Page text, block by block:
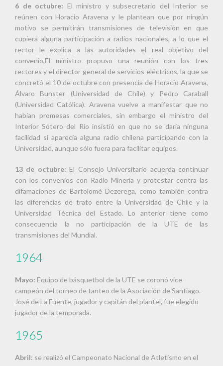
6 de octubre: El ministro y subsecretario del Interior se
reúnen con Horacio Aravena y le plantean que por ningún
motivo se permitirán transmisiones de televisión en que
cupiera alguna participación a radios nacionales, a lo que el
rector le explica a las autoridades el real objetivo del
convenio,El ministro propuso una reunión con los tres
rectores y el director general de servicios eléctricos, la que se
concretó el 10 de octubre con presencia de Horacio Aravena,
Álvaro Bunster (Universidad de Chile) y Pedro Caraball
(Universidad Católica). Aravena vuelve a manifestar que no
habían promesas comerciales, sin embargo el ministro del
Interior Sótero del Río insistió en que no se daría ninguna
facilidad si aparecía alguna radio chilena participando con la
Universidad, aunque sólo fuera para facilitar equipos.
13 de octubre: El Consejo Universitario acuerda continuar
con los convenios con Radio Minería y protestar contra las
difamaciones de Bartolomé Dezerega, como también contra
las diferencias de trato entre la Universidad de Chile y la
Universidad Técnica del Estado. Lo anterior tiene como
consecuencia la no participación de la UTE de las
transmisiones del Mundial.
1964
Mayo: Equipo de básquetbol de la UTE se coronó vice-
campeón del torneo de tanteo de la Asociación de Santiago.
José de La Fuente, jugador y capitán del plantel, fue elegido
jugador de la temporada.
1965
Abril: se realizó el Campeonato Nacional de Atletismo en el